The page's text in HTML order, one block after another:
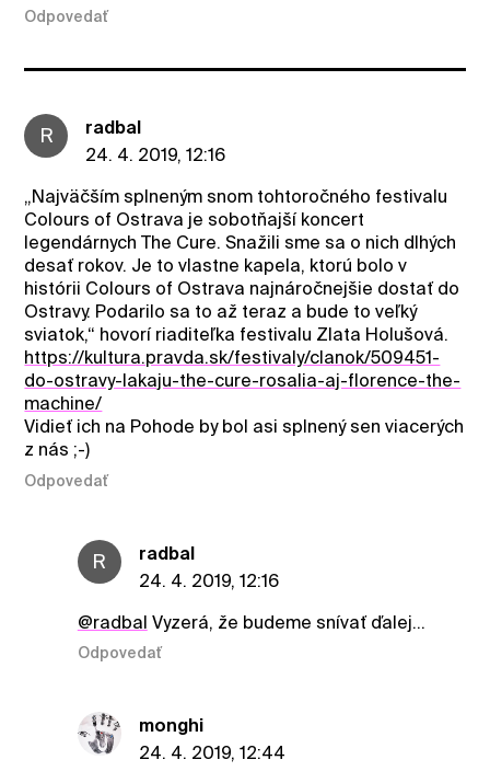
Odpovedať
R
radbal
24. 4. 2019, 12:16
„Najväčším splneným snom tohtoročného festivalu
Colours of Ostrava je sobotňajší koncert
legendárnych The Cure. Snažili sme sa o nich dlhých
desať rokov. Je to vlastne kapela, ktorú bolo v
histórii Colours of Ostrava najnáročnejšie dostať do
Ostravy. Podarilo sa to až teraz a bude to veľký
sviatok,“ hovorí riaditeľka festivalu Zlata Holušová.
https://kultura.pravda.sk/festivaly/clanok/509451-
do-ostravy-lakaju-the-cure-rosalia-aj-florence-the-
machine/
Vidieť ich na Pohode by bol asi splnený sen viacerých
z nás ;-)
Odpovedať
R
radbal
24. 4. 2019, 12:16
@radbal Vyzerá, že budeme snívať ďalej...
Odpovedať
monghi
24. 4. 2019, 12:44